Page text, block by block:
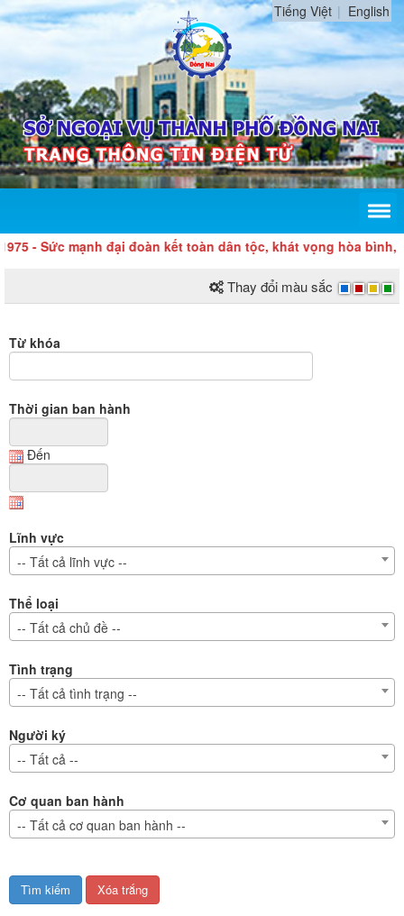
Tiếng Việt English
- Sức mạnh đại đoàn kết toàn dân tộc, khát vọng hòa bình,
Thay đổi màu sắc
Từ khóa
Thời gian ban hành
Đến
Lĩnh vực
-- Tất cả lĩnh vực --
Thể loại
-- Tất cả chủ đề --
Tình trạng
-- Tất cả tình trạng --
Người ký
-- Tất cả --
Cơ quan ban hành
-- Tất cả cơ quan ban hành --